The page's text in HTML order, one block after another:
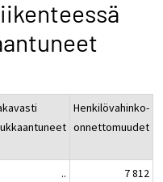
Henkilövahinko-
onnettomuudet
..
7 812